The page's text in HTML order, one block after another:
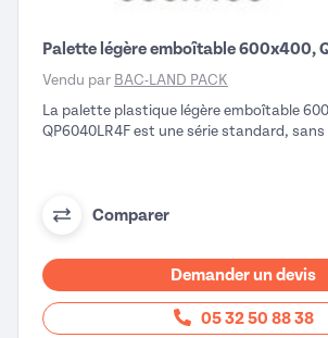
Palette légère emboîtable 600x400,
Vendu par BAC-LAND PACK
La palette plastique légère emboîtable
QP6040LR4F est une série standard, sans
Comparer
Demander un devis
05 32 50 88 38